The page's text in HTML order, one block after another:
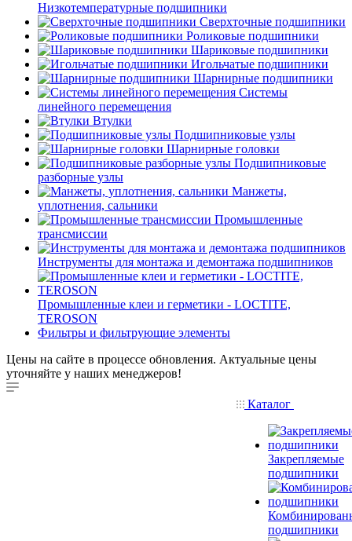
Низкотемпературные подшипники
Сверхточные подшипники
Роликовые подшипники
Шариковые подшипники
Игольчатые подшипники
Шарнирные подшипники
Системы
линейного перемещения
Втулки
Подшипниковые узлы
Шарнирные головки
Подшипниковые
разборные узлы
Манжеты,
уплотнения, сальники
Промышленные
трансмиссии
Инструменты для монтажа и демонтажа подшипников
Промышленные клеи и герметики - LOCTITE,
TEROSON
Фильтры и фильтрующие элементы
Цены на сайте в процессе обновления. Актуальные цены
уточняйте у наших менеджеров!
Каталог
Закрепляемые
подшипники
подшипники